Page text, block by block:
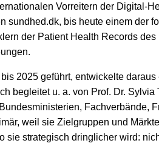
Vorreitern der Digital-
sundhed.dk, bis heute einem der
der Patient Health Records
2025 geführt, entwickelte
begleitet u. a. von Prof. Dr. Sylvia
Fachverbände,
weil sie Zielgruppen und
sie strategisch dringlicher wird: